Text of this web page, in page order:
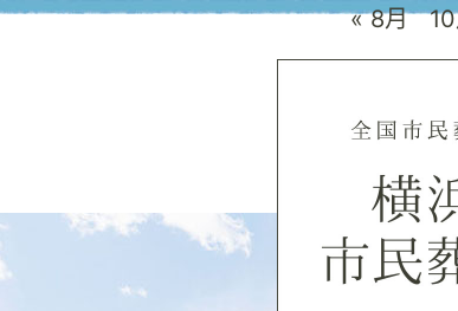
« 8月